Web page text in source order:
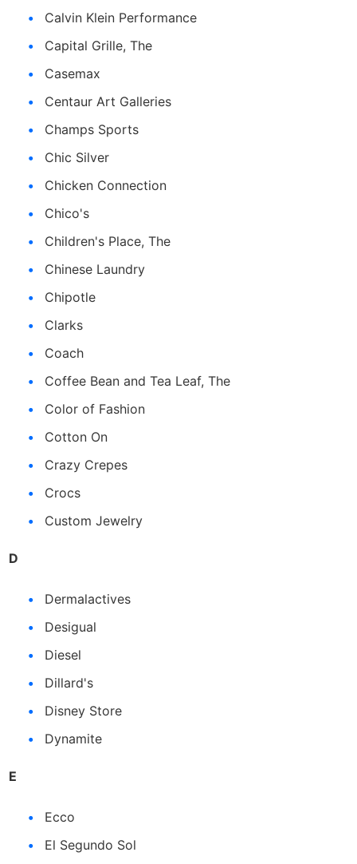
Calvin Klein Performance
Capital Grille, The
Casemax
Centaur Art Galleries
Champs Sports
Chic Silver
Chicken Connection
Chico's
Children's Place, The
Chinese Laundry
Chipotle
Clarks
Coach
Coffee Bean and Tea Leaf, The
Color of Fashion
Cotton On
Crazy Crepes
Crocs
Custom Jewelry
D
Dermalactives
Desigual
Diesel
Dillard's
Disney Store
Dynamite
E
Ecco
El Segundo Sol